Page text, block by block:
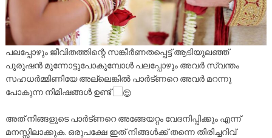
പലപ്പോഴും ജീവിതത്തിന്റെ സങ്കീർണതപ്പെട്ട് ആടിയുലഞ്ഞ്
പുരുഷൻ മുന്നോട്ടുപോകുമ്പോൾ പലപ്പോഴും അവർ സ്വന്തം
സഹധർമ്മിണിയേ അല്ലെങ്കിൽ പാർട്ണറെ അവർ മറന്നു
പോകുന്ന നിമിഷങ്ങൾ ഉണ്ട്
അത്നിങ്ങളുടെ പാർട്ണറെ അങ്ങേയറ്റം വേദനിപ്പിക്കും എന്ന്
മനസ്സിലാക്കുക. ഒരുപക്ഷേ ഇത് നിങ്ങൾക്ക് തന്നെ തിരിച്ചറിവ്